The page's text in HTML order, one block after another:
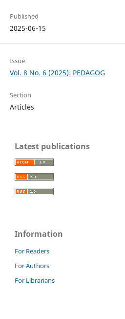
Published
2025-06-15
Issue
Vol. 8 No. 6 (2025): PEDAGOG
Section
Articles
Latest publications
Information
For Readers
For Authors
For Librarians